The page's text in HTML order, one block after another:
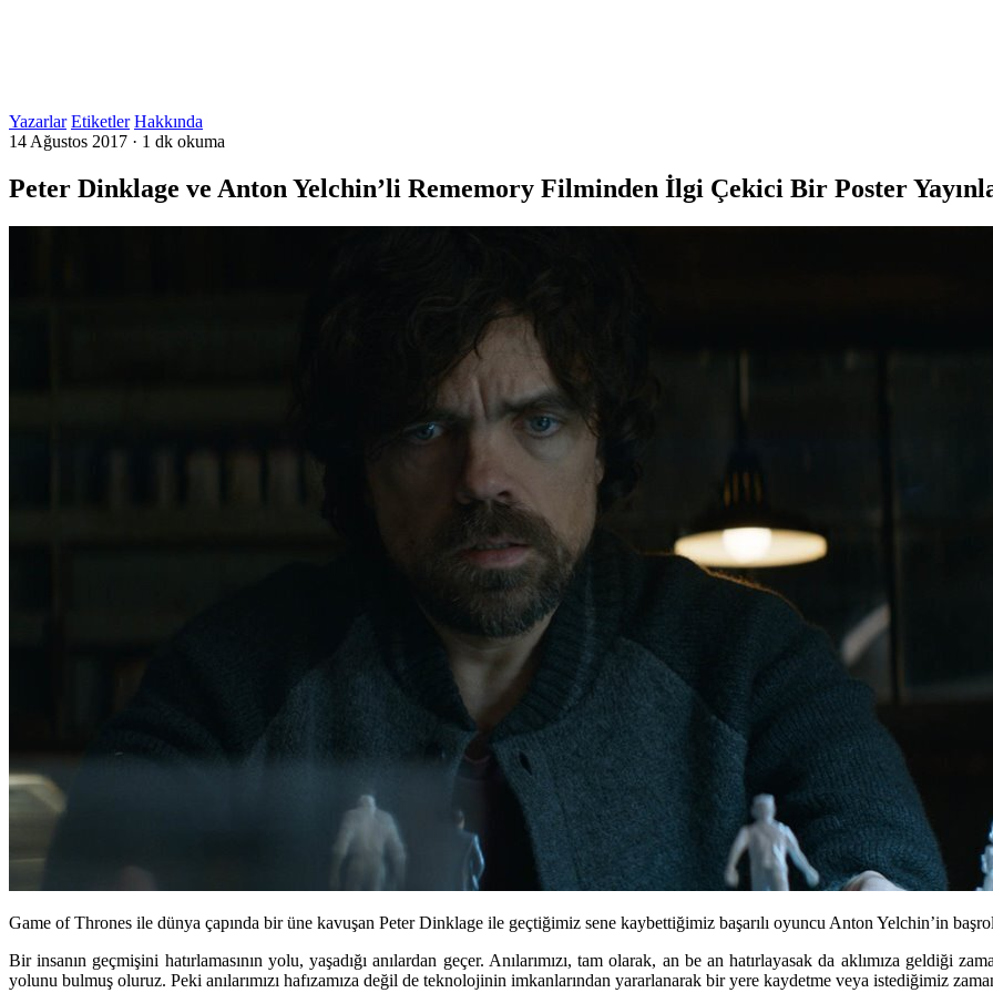
Yazarlar Etiketler Hakkında
14 Ağustos 2017 · 1 dk okuma
Peter Dinklage ve Anton Yelchin’li Rememory Filminden İlgi Çekici Bir Poster
Game of Thrones ile dünya çapında bir üne kavuşan Peter Dinklage ile geçtiğimiz sene kaybettiğimiz başarılı oyuncu Anton Yelchin’in
Bir insanın geçmişini hatırlamasının yolu, yaşadığı anılardan geçer. Anılarımızı, tam olarak, an be an hatırlayasak da aklımıza geldiği
yolunu bulmuş oluruz. Peki anılarımızı hafızamıza değil de teknolojinin imkanlarından yararlanarak bir yere kaydetme veya istediğimiz